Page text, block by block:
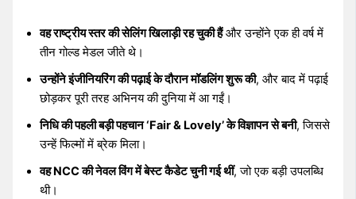
वह राष्ट्रीय स्तर की सेलिंग खिलाड़ी रह चुकी हैंऔर उन्होंने एक ही वर्ष में
तीन गोल्ड मेडल जीते थे।
उन्होंने इंजीनियरिंग की पढ़ाई के दौरान मॉडलिंग शुरू की, और बाद में पढ़ाई
छोड़कर पूरी तरह अभिनय की दुनिया में आ गईं।
निधि की पहली बड़ी पहचान ‘Fair & Lovely’ के विज्ञापन से बनी, जिससे
उन्हें फिल्मों में ब्रेक मिला।
वह NCC की नेवल विंग में बेस्ट कैडेट चुनी गई थीं, जो एक बड़ी उपलब्धि
थी।